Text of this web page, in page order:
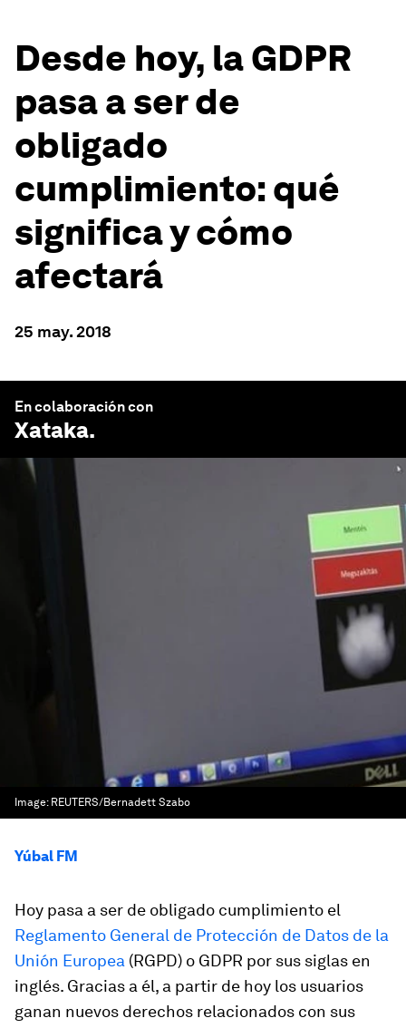
Desde hoy, la GDPR
pasa a ser de
obligado
cumplimiento: qué
significa y cómo
afectará
25 may. 2018
En colaboración con
Xataka.
Image: REUTERS/Bernadett Szabo
Yúbal FM
Hoy pasa a ser de obligado cumplimiento el
Reglamento General de Protección de Datos de la
Unión Europea (RGPD) o GDPR por sus siglas en
inglés. Gracias a él, a partir de hoy los usuarios
ganan nuevos derechos relacionados con sus